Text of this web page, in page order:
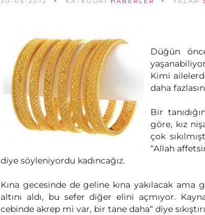
Düğün
Kimi
daha
Bir
göre, kız
çok
“Allah
diye söyleniyordu kadıncağız.
Kına gecesinde de geline kına yakılacak
altını aldı, bu sefer diğer elini açmıyor.
cebinde akrep mi var, bir tane daha“ diye